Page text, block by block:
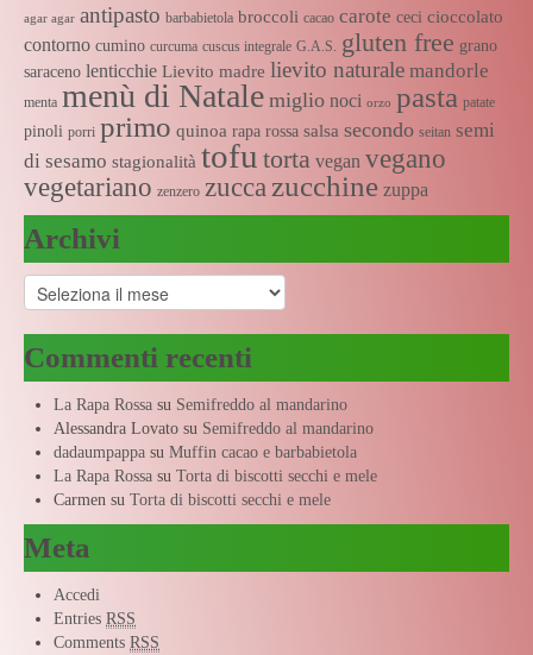
agar agar antipasto barbabietola broccoli cacao carote ceci cioccolato
contorno cumino curcuma cuscus integrale G.A.S. gluten free grano
saraceno lenticchie Lievito madre lievito naturale mandorle
menta menù di Natale miglio noci orzo pasta patate
pinoli porri primo quinoa rapa rossa salsa secondo seitan semi
di sesamo stagionalità tofu torta vegan vegano
vegetariano zenzero zucca zucchine zuppa
Archivi
Archivi
Commenti recenti
La Rapa Rossa su Semifreddo al mandarino
Alessandra Lovato su Semifreddo al mandarino
dadaumpappa su Muffin cacao e barbabietola
La Rapa Rossa su Torta di biscotti secchi e mele
Carmen su Torta di biscotti secchi e mele
Meta
Accedi
Entries RSS
Comments RSS